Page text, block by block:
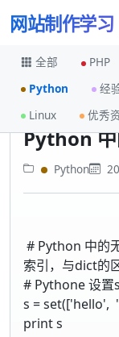
网站制作学习
全部 PHP
Python
经
Linux
优秀
首页
Python
Python
# Python 中的
索引，与dict的
# Pythone 设置
s = set(['hello',
print s